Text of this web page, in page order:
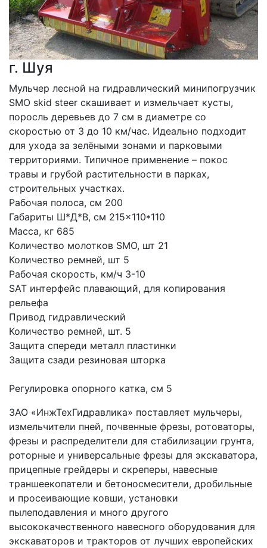
г. Шуя
Мульчер лесной на гидравлический минипогрузчик
SMO skid steer скашивает и измельчает кусты,
поросль деревьев до 7 см в диаметре со
скоростью от 3 до 10 км/час. Идеально подходит
для ухода за зелёными зонами и парковыми
территориями. Типичное применение – покос
травы и грубой растительности в парках,
строительных участках.
Рабочая полоса, см 200
Габариты Ш*Д*В, см 215×110*110
Масса, кг 685
Количество молотков SMO, шт 21
Количество ремней, шт 5
Рабочая скорость, км/ч 3-10
SAT интерфейс плавающий, для копирования
рельефа
Привод гидравлический
Количество ремней, шт. 5
Защита спереди металл пластинки
Защита сзади резиновая шторка
Регулировка опорного катка, см 5
ЗАО «ИнжТехГидравлика» поставляет мульчеры,
измельчители пней, почвенные фрезы, ротоваторы,
фрезы и распределители для стабилизации грунта,
роторные и универсальные фрезы для экскаватора,
прицепные грейдеры и скреперы, навесные
траншеекопатели и бетоносмесители, дробильные
и просеивающие ковши, установки
пылеподавления и много другого
высококачественного навесного оборудования для
экскаваторов и тракторов от лучших европейских